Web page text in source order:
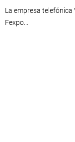
La empresa telefónica
Fexpo...